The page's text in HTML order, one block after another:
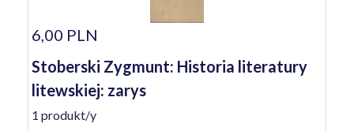
6,00 PLN
Stoberski Zygmunt: Historia literatury
litewskiej: zarys
1 produkt/y